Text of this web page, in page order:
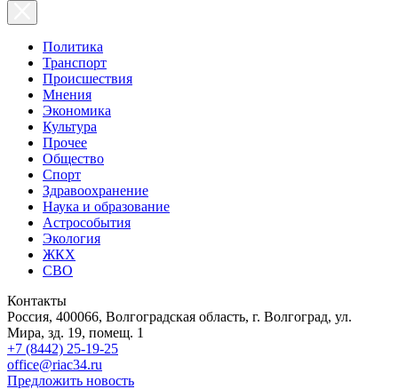
Политика
Транспорт
Происшествия
Мнения
Экономика
Культура
Прочее
Общество
Спорт
Здравоохранение
Наука и образование
Астрособытия
Экология
ЖКХ
СВО
Контакты
Россия, 400066, Волгоградская область, г. Волгоград, ул.
Мира, зд. 19, помещ. 1
+7 (8442) 25-19-25
office@riac34.ru
Предложить новость